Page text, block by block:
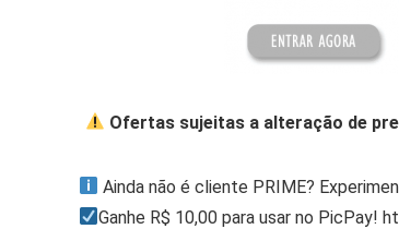
Ofertas sujeitas a alteração de
Ainda não é cliente PRIME?
Ganhe R$ 10,00 para usar no